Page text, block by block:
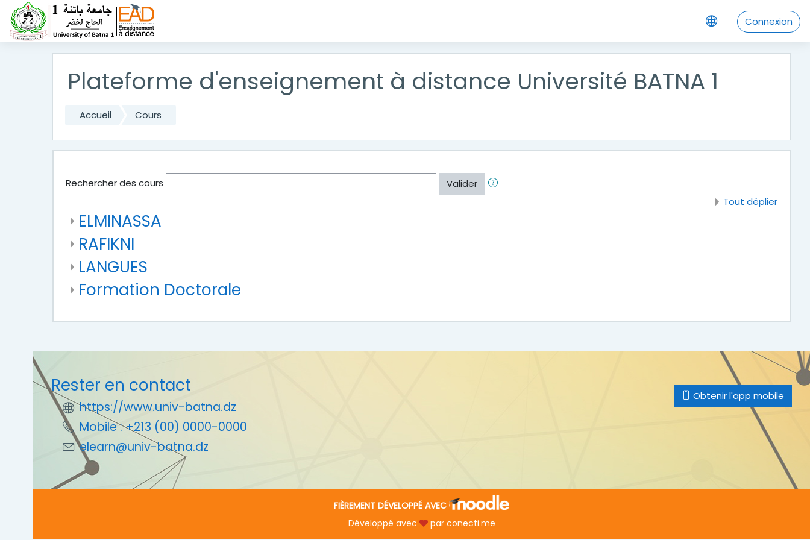
Connexion
Passer au contenu principal
Plateforme d'enseignement à distance Université BATNA 1
Accueil Cours
Rechercher des cours
Valider
Tout déplier
ELMINASSA
RAFIKNI
LANGUES
Formation Doctorale
Rester en contact
https://www.univ-batna.dz
Mobile : +213 (00) 0000-0000
elearn@univ-batna.dz
Obtenir l'app mobile
FIÈREMENT DÉVELOPPÉ AVEC
Développé avec
par conecti.me